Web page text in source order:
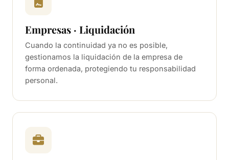
Empresas · Liquidación
Cuando la continuidad ya no es posible,
gestionamos la liquidación de la empresa de
forma ordenada, protegiendo tu responsabilidad
personal.